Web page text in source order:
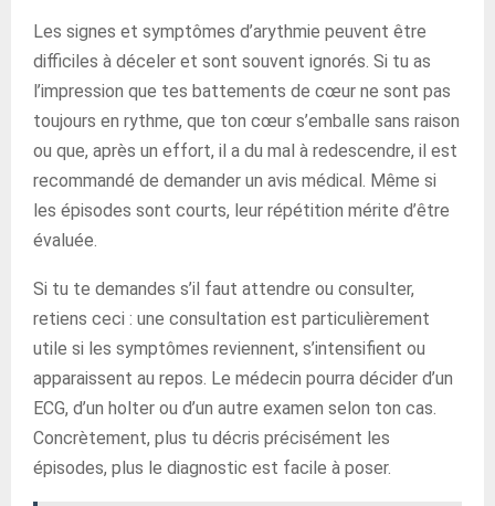
Les signes et symptômes d’arythmie peuvent être
difficiles à déceler et sont souvent ignorés. Si tu as
l’impression que tes battements de cœur ne sont pas
toujours en rythme, que ton cœur s’emballe sans raison
ou que, après un effort, il a du mal à redescendre, il est
recommandé de demander un avis médical. Même si
les épisodes sont courts, leur répétition mérite d’être
évaluée.
Si tu te demandes s’il faut attendre ou consulter,
retiens ceci : une consultation est particulièrement
utile si les symptômes reviennent, s’intensifient ou
apparaissent au repos. Le médecin pourra décider d’un
ECG, d’un holter ou d’un autre examen selon ton cas.
Concrètement, plus tu décris précisément les
épisodes, plus le diagnostic est facile à poser.